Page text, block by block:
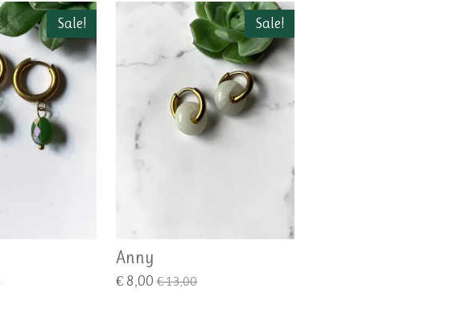
Sale! Sale!
Anny
€ 8,00 € 13,00